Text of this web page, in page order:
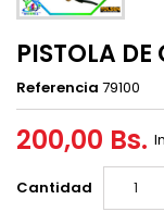
PISTOLA
Referencia 79100
200,00 Bs.
Cantidad